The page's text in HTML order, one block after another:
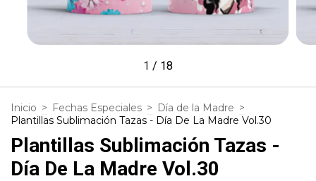
1 / 18
Inicio > Fechas Especiales > Día de la Madre >
Plantillas Sublimación Tazas - Día De La Madre Vol.30
Plantillas Sublimación Tazas -
Día De La Madre Vol.30